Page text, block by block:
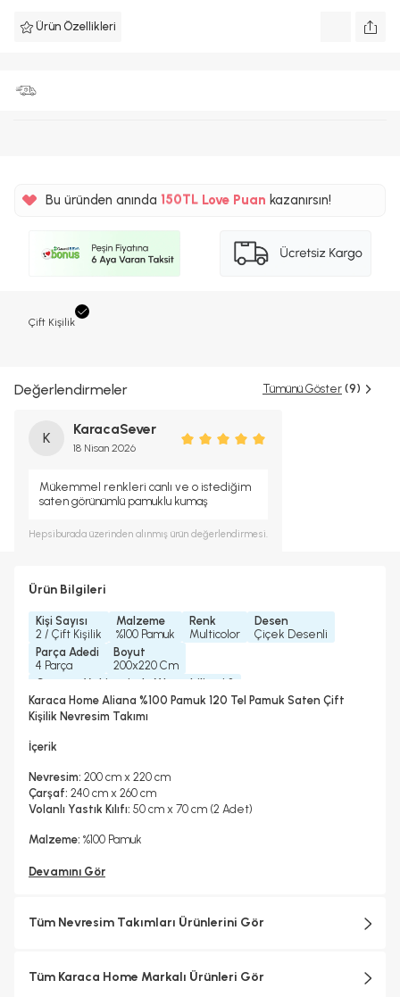
Ürün Özellikleri
Bu üründen anında %5 Love Puankazanırsın!
Çift Kişilik
Değerlendirmeler Tümünü Göster (9)
K
KaracaSever
18 Nisan 2026
Mükemmel renkleri canlı ve o istediğim
saten görünümlü pamuklu kumaş
Hepsiburada üzerinden alınmış ürün değerlendirmesi.
Ürün Bilgileri
Kişi Sayısı
2 / Çift Kişilik
Malzeme
%100 Pamuk
Renk
Multicolor
Desen
Çiçek Desenli
Parça Adedi
4 Parça
Boyut
200x220 Cm
Çamaşır Makinesinde Yıkanabilir mi ?
Evet
Kurutma Makinesinde Kurutulabilir mi ?
Kuru Temizleme Yapılabilir
Karaca Home Aliana %100 Pamuk 120 Tel Pamuk Saten Çift
Kişilik Nevresim Takımı
İçerik
Nevresim: 200 cm x 220 cm
Çarşaf: 240 cm x 260 cm
Volanlı Yastık Kılıfı: 50 cm x 70 cm (2 Adet)
Malzeme: %100 Pamuk
Devamını Gör
Tüm Nevresim Takımları Ürünlerini Gör
Tüm Karaca Home Markalı Ürünleri Gör